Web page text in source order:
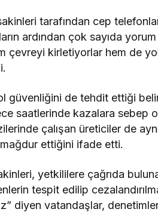
tarafından cep
ardından çok sayıda
çevreyi kirletiyorlar hem de
güvenliğini de tehdit ettiği
saatlerinde kazalara sebep
çalışan üreticiler de
ettiğini ifade etti.
yetkililere çağrıda
tespit edilip
diyen vatandaşlar,